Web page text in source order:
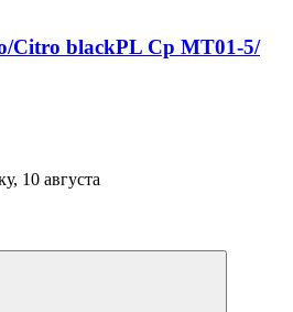
Citro blackPL Ср МТ01-5/
10 августа